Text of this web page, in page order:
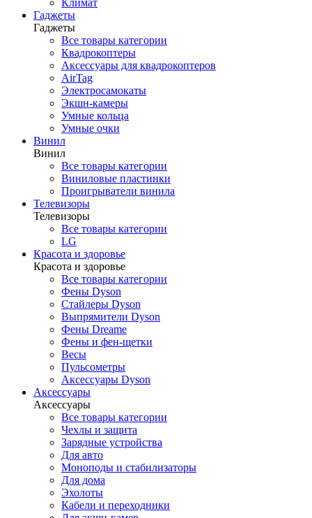
Климат
Гаджеты
Гаджеты
Все товары категории
Квадрокоптеры
Аксессуары для квадрокоптеров
AirTag
Электросамокаты
Экшн-камеры
Умные кольца
Умные очки
Винил
Винил
Все товары категории
Виниловые пластинки
Проигрыватели винила
Телевизоры
Телевизоры
Все товары категории
LG
Красота и здоровье
Красота и здоровье
Все товары категории
Фены Dyson
Стайлеры Dyson
Выпрямители Dyson
Фены Dreame
Фены и фен-щетки
Весы
Пульсометры
Аксессуары Dyson
Аксессуары
Аксессуары
Все товары категории
Чехлы и защита
Зарядные устройства
Для авто
Моноподы и стабилизаторы
Для дома
Эхолоты
Кабели и переходники